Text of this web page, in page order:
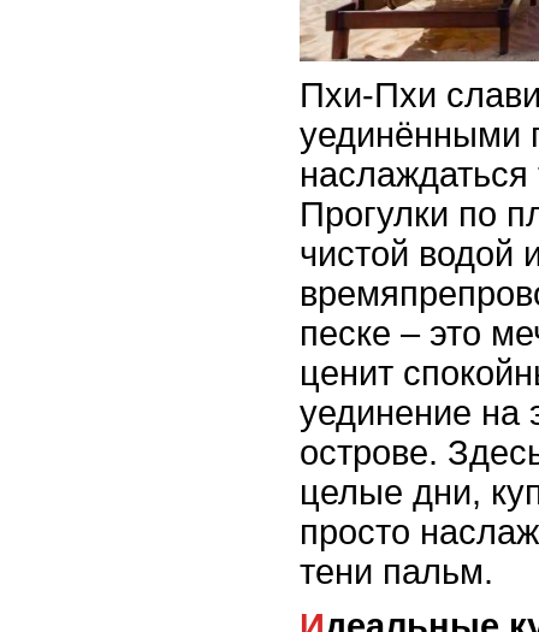
Пхи-Пхи
уединёнными
Прогулки по
чистой водой
песке – это
ценит
уединение на
острове.
целые дни,
просто
тени пальм.